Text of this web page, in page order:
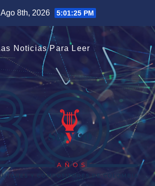
8th, 2026 5:01:26 PM
Noticias Para Leer